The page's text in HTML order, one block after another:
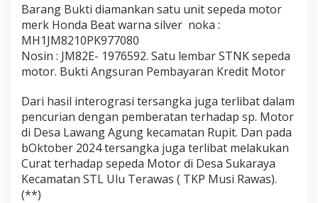
Barang Bukti diamankan satu unit sepeda motor
merk Honda Beat warna silver noka :
MH1JM8210PK977080
Nosin : JM82E- 1976592. Satu lembar STNK sepeda
motor. Bukti Angsuran Pembayaran Kredit Motor
Dari hasil interograsi tersangka juga terlibat dalam
pencurian dengan pemberatan terhadap sp. Motor
di Desa Lawang Agung kecamatan Rupit. Dan pada
bOktober 2024 tersangka juga terlibat melakukan
Curat terhadap sepeda Motor di Desa Sukaraya
Kecamatan STL Ulu Terawas ( TKP Musi Rawas).
(**)